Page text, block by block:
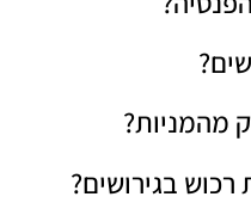
מהמניות?
בגירושים?